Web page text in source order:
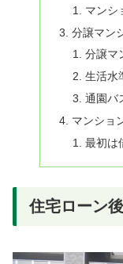
マンシ
分譲マン
分譲マ
生活水
通園バ
マンショ
最初は
住宅ローン